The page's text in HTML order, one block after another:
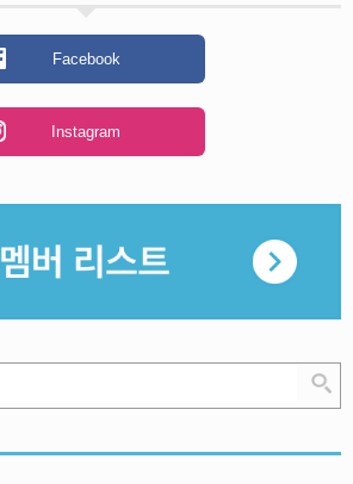
Facebook
Instagram